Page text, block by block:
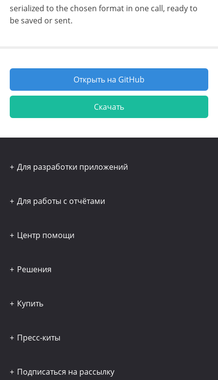
serialized to the chosen format in one call, ready to
be saved or sent.
Открыть на GitHub
Скачать
Для разработки приложений
Для работы с отчётами
Центр помощи
Решения
Купить
Пресс-киты
Подписаться на рассылку